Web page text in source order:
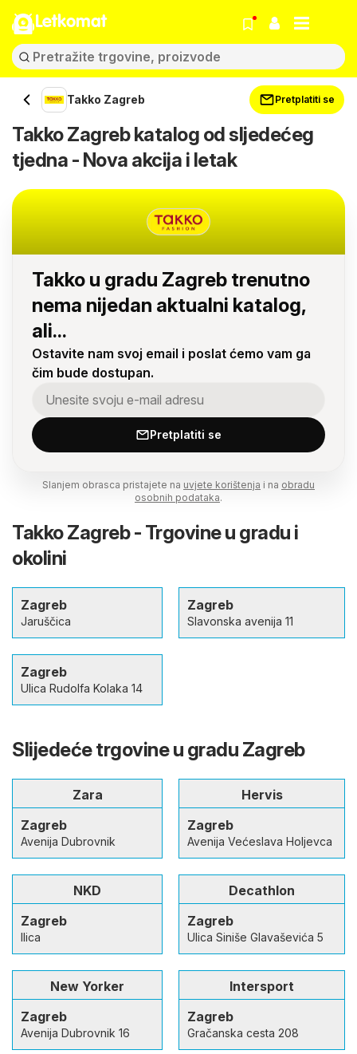
Letkomat
Takko Zagreb Pretplatiti se
Takko Zagreb katalog od sljedećeg
tjedna - Nova akcija i letak
Takko u gradu Zagreb trenutno
nema nijedan aktualni katalog,
ali...
Ostavite nam svoj email i poslat ćemo vam ga
čim bude dostupan.
Pretplatiti se
Slanjem obrasca pristajete na uvjete korištenja i na obradu
osobnih podataka.
Takko Zagreb - Trgovine u gradu i
okolini
Zagreb
Jaruščica
Zagreb
Slavonska avenija 11
Zagreb
Ulica Rudolfa Kolaka 14
Slijedeće trgovine u gradu Zagreb
Zara
Zagreb
Avenija Dubrovnik
Hervis
Zagreb
Avenija Većeslava Holjevca
NKD
Zagreb
Ilica
Decathlon
Zagreb
Ulica Siniše Glavaševića 5
New Yorker
Zagreb
Avenija Dubrovnik 16
Intersport
Zagreb
Gračanska cesta 208